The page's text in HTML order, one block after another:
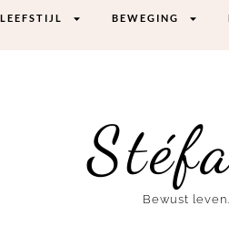
LEEFSTIJL BEWEGING
Bewust